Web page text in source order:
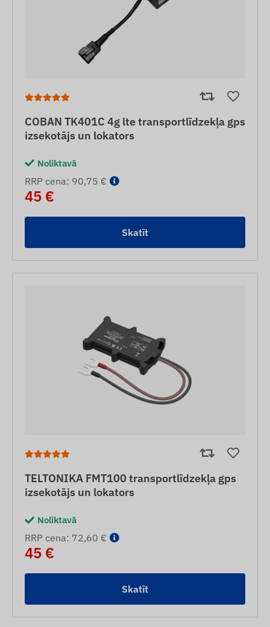
COBAN TK401C 4g lte transportlīdzekļa gps
izsekotājs un lokators
Noliktavā
RRP cena: 90,75 €
45 €
Skatīt
TELTONIKA FMT100 transportlīdzekļa gps
izsekotājs un lokators
Noliktavā
RRP cena: 72,60 €
45 €
Skatīt